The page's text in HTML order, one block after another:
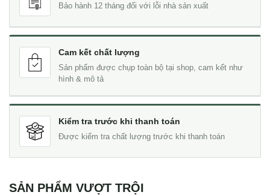
Bảo hành 12 tháng đối với lỗi nhà sản xuất
Cam kết chất lượng
Sản phẩm được chụp toàn bộ tại shop, cam kết như
hình & mô tả
Kiểm tra trước khi thanh toán
Được kiểm tra chất lượng trước khi thanh toán
SẢN PHẨM VƯỢT TRỘI